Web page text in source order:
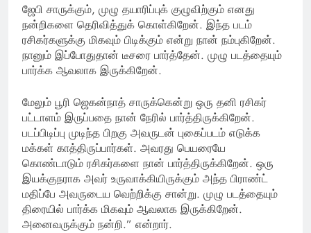
ஜேபி சாருக்கும், முழு தயாரிப்புக் குழுவிற்கும் எனது
நன்றிகளை தெரிவித்துக் கொள்கிறேன். இந்த படம்
ரசிகர்களுக்கு மிகவும் பிடிக்கும் என்று நான் நம்புகிறேன்.
நானும் இப்போதுதான் டீசரை பார்த்தேன். முழு படத்தையும்
பார்க்க ஆவலாக இருக்கிறேன்.
மேலும் பூரி ஜெகன்நாத் சாருக்கென்று ஒரு தனி ரசிகர்
பட்டாளம் இருப்பதை நான் நேரில் பார்த்திருக்கிறேன்.
படப்பிடிப்பு முடிந்த பிறகு அவருடன் புகைப்படம் எடுக்க
மக்கள் காத்திருப்பார்கள். அவரது பெயரையே
கொண்டாடும் ரசிகர்களை நான் பார்த்திருக்கிறேன். ஒரு
இயக்குநராக அவர் உருவாக்கியிருக்கும் அந்த பிராண்ட்
மதிப்பே அவருடைய வெற்றிக்கு சான்று. முழு படத்தையும்
திரையில் பார்க்க மிகவும் ஆவலாக இருக்கிறேன்.
அனைவருக்கும் நன்றி.” என்றார்.